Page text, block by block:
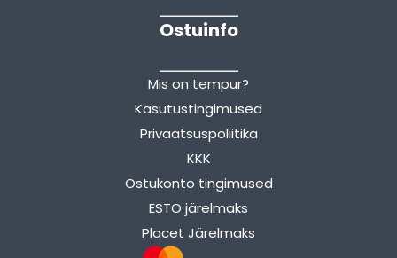
Ostuinfo
Mis on tempur?
Kasutustingimused
Privaatsuspoliitika
KKK
Ostukonto tingimused
ESTO järelmaks
Placet Järelmaks